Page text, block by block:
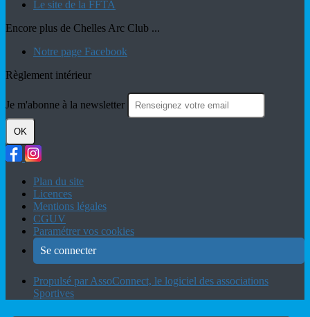
Le site de la FFTA
Encore plus de Chelles Arc Club ...
Notre page Facebook
Règlement intérieur
Je m'abonne à la newsletter
OK
Plan du site
Licences
Mentions légales
CGUV
Paramétrer vos cookies
Se connecter
Propulsé par AssoConnect, le logiciel des associations
Sportives